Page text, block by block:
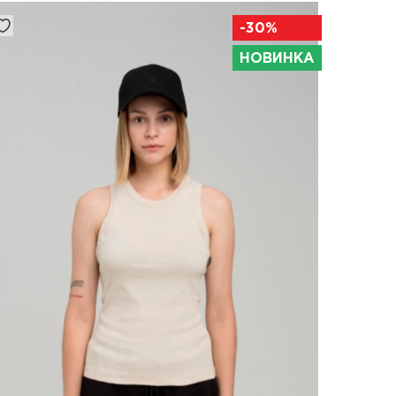
-30%
НОВИНКА